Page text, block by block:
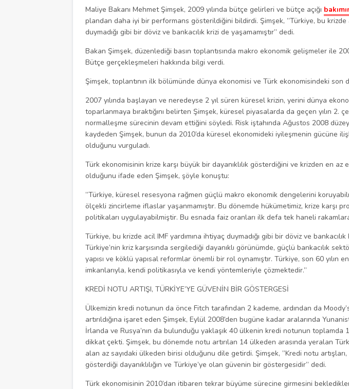
Maliye Bakanı Mehmet Şimşek, 2009 yılında bütçe gelirleri ve bütçe açığı
plandan daha iyi bir performans gösterildiğini bildirdi. Şimşek, ”Türkiye, bu krizde
duymadığı gibi bir döviz ve bankacılık krizi de yaşamamıştır” dedi.
Bakan Şimşek, düzenlediği basın toplantısında makro ekonomik gelişmeler ile
Bütçe gerçekleşmeleri hakkında bilgi verdi.
Şimşek, toplantının ilk bölümünde dünya ekonomisi ve Türk ekonomisindeki son
2007 yılında başlayan ve neredeyse 2 yıl süren küresel krizin, yerini dünya
toparlanmaya bıraktığını belirten Şimşek, küresel piyasalarda da geçen yılın 2.
normalleşme sürecinin devam ettiğini söyledi. Risk iştahında Ağustos 2008
kaydeden Şimşek, bunun da 2010’da küresel ekonomideki iyileşmenin gücüne
olduğunu vurguladı.
Türk ekonomisinin krize karşı büyük bir dayanıklılık gösterdiğini ve krizden en
olduğunu ifade eden Şimşek, şöyle konuştu:
”Türkiye, küresel resesyona rağmen güçlü makro ekonomik dengelerini
ölçekli zincirleme iflaslar yaşanmamıştır. Bu dönemde hükümetimiz, krize karşı
politikaları uygulayabilmiştir. Bu esnada faiz oranları ilk defa tek haneli
Türkiye, bu krizde acil IMF yardımına ihtiyaç duymadığı gibi bir döviz ve bankacılık
Türkiye’nin kriz karşısında sergilediği dayanıklı görünümde, güçlü bankacılık
yapısı ve köklü yapısal reformlar önemli bir rol oynamıştır. Türkiye, son 60 yılın
imkanlarıyla, kendi politikasıyla ve kendi yöntemleriyle çözmektedir.”
KREDİ NOTU ARTIŞI, TÜRKİYE’YE GÜVENİN BİR GÖSTERGESİ
Ülkemizin kredi notunun da önce Fitch tarafından 2 kademe, ardından da
artırıldığına işaret eden Şimşek, Eylül 2008’den bugüne kadar aralarında
İrlanda ve Rusya’nın da bulunduğu yaklaşık 40 ülkenin kredi notunun toplamda
dikkat çekti. Şimşek, bu dönemde notu artırılan 14 ülkeden arasında yeralan
alan az sayıdaki ülkeden birisi olduğunu dile getirdi. Şimşek, ”Kredi notu artışları,
gösterdiği dayanıklılığın ve Türkiye’ye olan güvenin bir göstergesidir” dedi.
Türk ekonomisinin 2010’dan itibaren tekrar büyüme sürecine girmesini